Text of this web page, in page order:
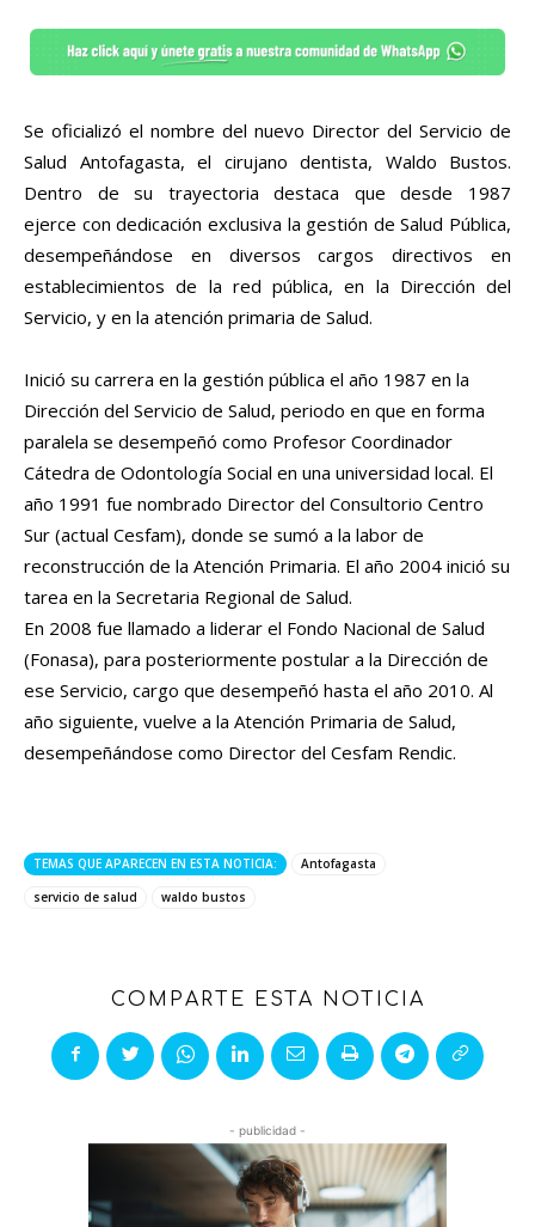
Se oficializó el nombre del nuevo Director del Servicio de
Salud Antofagasta, el cirujano dentista, Waldo Bustos.
Dentro de su trayectoria destaca que desde 1987
ejerce con dedicación exclusiva la gestión de Salud Pública,
desempeñándose en diversos cargos directivos en
establecimientos de la red pública, en la Dirección del
Servicio, y en la atención primaria de Salud.
Inició su carrera en la gestión pública el año 1987 en la
Dirección del Servicio de Salud, periodo en que en forma
paralela se desempeñó como Profesor Coordinador
Cátedra de Odontología Social en una universidad local. El
año 1991 fue nombrado Director del Consultorio Centro
Sur (actual Cesfam), donde se sumó a la labor de
reconstrucción de la Atención Primaria. El año 2004 inició su
tarea en la Secretaria Regional de Salud.
En 2008 fue llamado a liderar el Fondo Nacional de Salud
(Fonasa), para posteriormente postular a la Dirección de
ese Servicio, cargo que desempeñó hasta el año 2010. Al
año siguiente, vuelve a la Atención Primaria de Salud,
desempeñándose como Director del Cesfam Rendic.
TEMAS QUE APARECEN EN ESTA NOTICIA:
Antofagasta
servicio de salud
waldo bustos
COMPARTE ESTA NOTICIA
- publicidad -